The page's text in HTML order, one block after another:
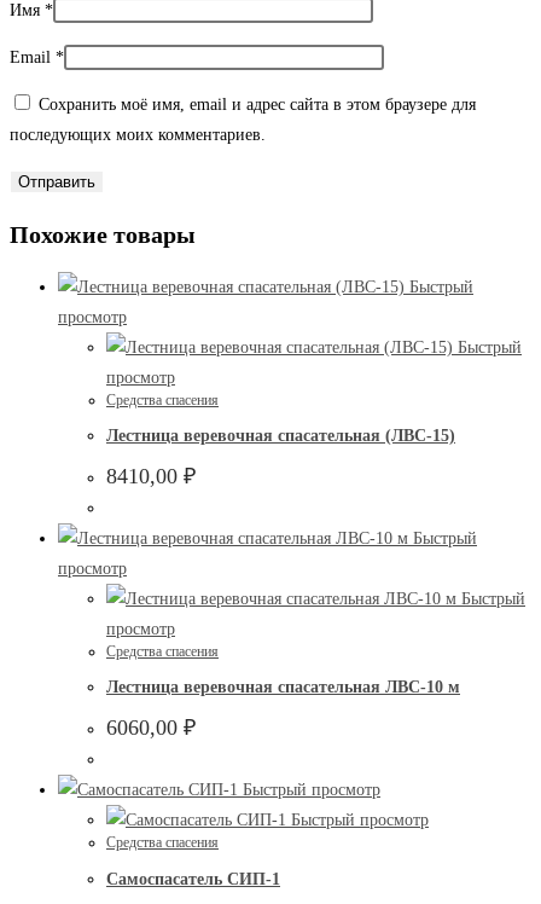
Имя *
Email *
Сохранить моё имя, email и адрес сайта в этом браузере для
последующих моих комментариев.
Похожие товары
Быстрый
просмотр
Быстрый
просмотр
Средства спасения
Лестница веревочная спасательная (ЛВС-15)
8410,00 ₽
Быстрый
просмотр
Быстрый
просмотр
Средства спасения
Лестница веревочная спасательная ЛВС-10 м
6060,00 ₽
Быстрый просмотр
Быстрый просмотр
Средства спасения
Самоспасатель СИП-1